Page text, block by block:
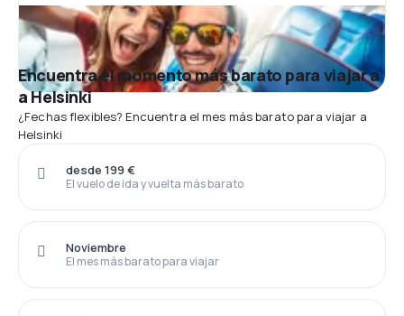
Encuentra el momento más barato para viajar a
a Helsinki
¿Fechas flexibles? Encuentra el mes más barato para viajar a
Helsinki
El vuelo de ida y vuelta más barato
desde 199 €
El mes más barato para viajar
Noviembre